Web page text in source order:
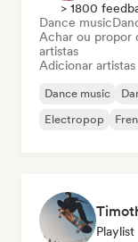
> 1800
Dance music
Achar ou propor
artistas
Adicionar
Dance music
Electropop
Playlist